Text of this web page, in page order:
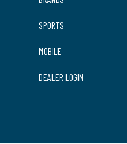
SPORTS
MOBILE
DEALER LOGIN